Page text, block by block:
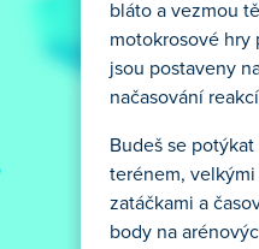
bláto a vezmou tě
motokrosové hry
jsou postaveny
načasování
Budeš se
terénem, velkými
zatáčkami a
body na